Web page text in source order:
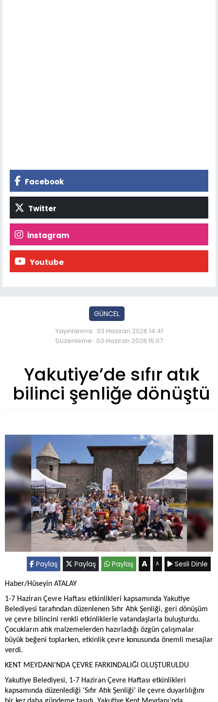
Facebook
Twitter
İnstagram
Youtube
GÜNCEL
Yayınlanma : 03 Haziran 2026 14:41
Düzenleme : 03 Haziran 2026 15:07
Yakutiye’de sıfır atık
bilinci şenliğe dönüştü
Paylaş Paylaş Paylaş A A Sesli Dinle
Haber/Hüseyin ATALAY
1-7 Haziran Çevre Haftası etkinlikleri kapsamında Yakutiye
Belediyesi tarafından düzenlenen Sıfır Atık Şenliği, geri dönüşüm
ve çevre bilincini renkli etkinliklerle vatandaşlarla buluşturdu.
Çocukların atık malzemelerden hazırladığı özgün çalışmalar
büyük beğeni toplarken, etkinlik çevre konusunda önemli mesajlar
verdi.
KENT MEYDANI’NDA ÇEVRE FARKINDALIĞI OLUŞTURULDU
Yakutiye Belediyesi, 1-7 Haziran Çevre Haftası etkinlikleri
kapsamında düzenlediği ‘Sıfır Atık Şenliği’ ile çevre duyarlılığını